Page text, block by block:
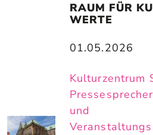
RAUM FÜR
WERTE
01.05.2026
Kulturzentrum
und